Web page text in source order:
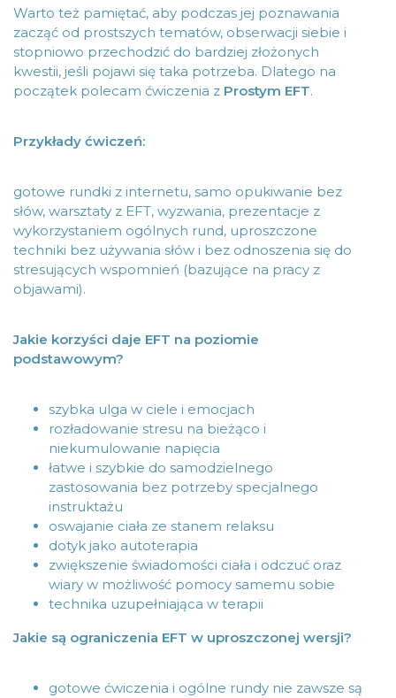
Warto też pamiętać, aby podczas jej poznawania
zacząć od prostszych tematów, obserwacji siebie i
stopniowo przechodzić do bardziej złożonych
kwestii, jeśli pojawi się taka potrzeba. Dlatego na
początek polecam ćwiczenia z Prostym EFT.
Przykłady ćwiczeń:
gotowe rundki z internetu, samo opukiwanie bez
słów, warsztaty z EFT, wyzwania, prezentacje z
wykorzystaniem ogólnych rund, uproszczone
techniki bez używania słów i bez odnoszenia się do
stresujących wspomnień (bazujące na pracy z
objawami).
Jakie korzyści daje EFT na poziomie
podstawowym?
szybka ulga w ciele i emocjach
rozładowanie stresu na bieżąco i
niekumulowanie napięcia
łatwe i szybkie do samodzielnego
zastosowania bez potrzeby specjalnego
instruktażu
oswajanie ciała ze stanem relaksu
dotyk jako autoterapia
zwiększenie świadomości ciała i odczuć oraz
wiary w możliwość pomocy samemu sobie
technika uzupełniająca w terapii
Jakie są ograniczenia EFT w uproszczonej wersji?
gotowe ćwiczenia i ogólne rundy nie zawsze są